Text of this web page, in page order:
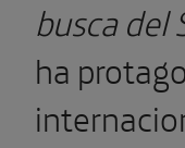
busca del
ha